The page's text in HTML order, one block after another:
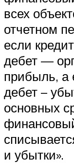
всех
отчетном
если
дебет —
прибыль, а
дебет –
основных
и убытки».